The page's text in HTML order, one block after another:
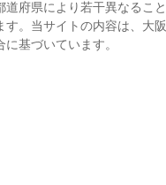
道府県により若干異なること
す。当サイトの内容は、大阪
に基づいています。